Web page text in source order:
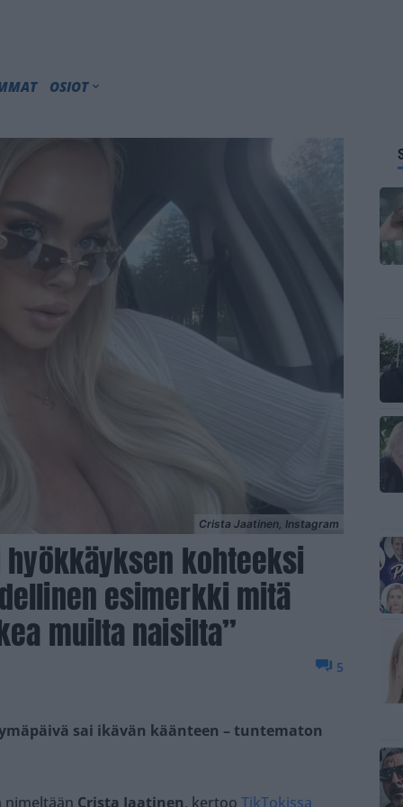
OSIOT
Crista Jaatinen, Instagram
kohteeksi
esimerkki mitä
muilta naisilta”
5
sai ikävän käänteen – tuntematon
nimeltään Crista Jaatinen, kertoo TikTokissa